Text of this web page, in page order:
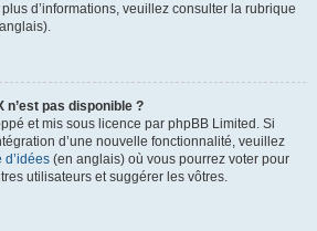
d’informations, veuillez consulter la rubrique
n’est pas disponible ?
et mis sous licence par phpBB Limited. Si
d’une nouvelle fonctionnalité, veuillez
d’idées (en anglais) où vous pourrez voter pour
utilisateurs et suggérer les vôtres.